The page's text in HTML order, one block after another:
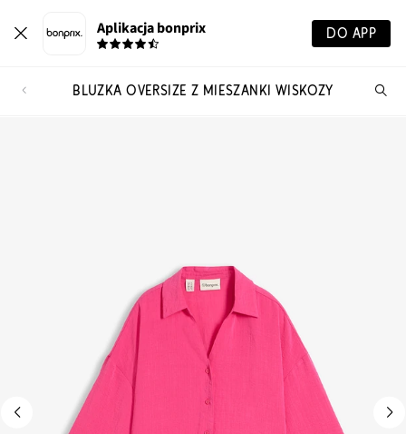
Aplikacja bonprix DO APP
BLUZKA OVERSIZE Z MIESZANKI WISKOZY